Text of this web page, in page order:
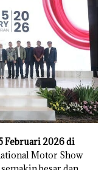
Februari 2026 di
Motor Show